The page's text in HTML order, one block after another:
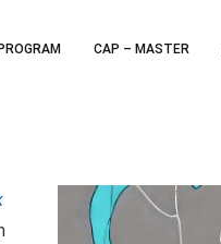
CAP – MASTER